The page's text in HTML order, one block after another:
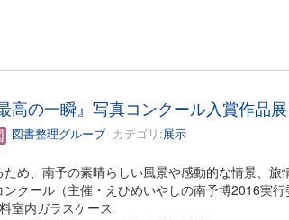
高の一瞬』写真コンクール入賞作品展
図書整理グループカテゴリ:展示
め、南予の素晴らしい風景や感動的な情景、
クール（主催・えひめいやしの南予博2016実
室内ガラスケース